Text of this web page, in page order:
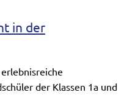
in der
der Klassen 1a und